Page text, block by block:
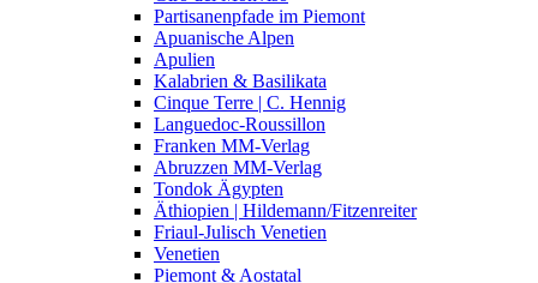
Partisanenpfade im Piemont
Apuanische Alpen
Apulien
Kalabrien & Basilikata
Cinque Terre | C. Hennig
Languedoc-Roussillon
Franken MM-Verlag
Abruzzen MM-Verlag
Tondok Ägypten
Äthiopien | Hildemann/Fitzenreiter
Friaul-Julisch Venetien
Venetien
Piemont & Aostatal